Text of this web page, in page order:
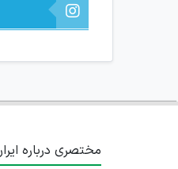
مختصری درباره